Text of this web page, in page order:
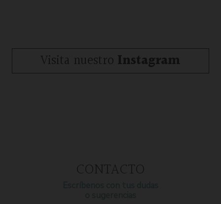
Visita nuestro Instagram
CONTACTO